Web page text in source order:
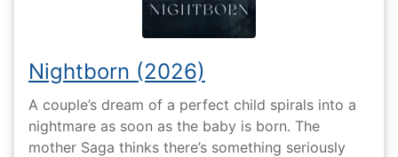
Nightborn (2026)
A couple’s dream of a perfect child spirals into a
nightmare as soon as the baby is born. The
mother Saga thinks there’s something seriously